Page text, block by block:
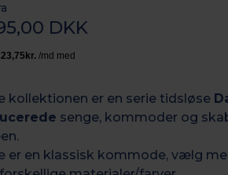
DKK
kollektionen er en serie tidsløse
senge, kommoder og
er en klassisk kommode, vælg